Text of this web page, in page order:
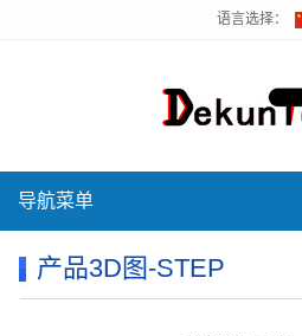
语言选择：
导航菜单
产品3D图-STEP